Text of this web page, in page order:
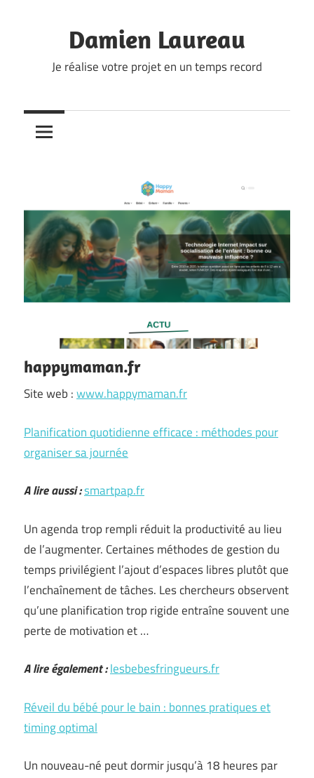
Damien Laureau
Je réalise votre projet en un temps record
happymaman.fr
Site web :www.happymaman.fr
Planification quotidienne efficace : méthodes pour
organiser sa journée
A lire aussi :smartpap.fr
Un agenda trop rempli réduit la productivité au lieu
de l’augmenter. Certaines méthodes de gestion du
temps privilégient l’ajout d’espaces libres plutôt que
l’enchaînement de tâches. Les chercheurs observent
qu’une planification trop rigide entraîne souvent une
perte de motivation et …
A lire également :lesbebesfringueurs.fr
Réveil du bébé pour le bain : bonnes pratiques et
timing optimal
Un nouveau-né peut dormir jusqu’à 18 heures par